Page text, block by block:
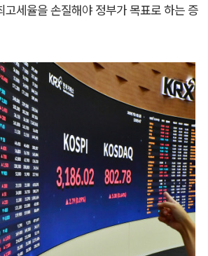
고세율을 손질해야 정부가 목표로 하는 증